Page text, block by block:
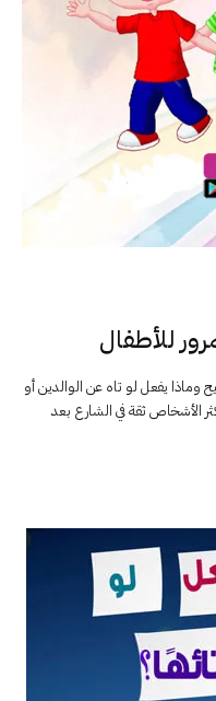
يفعل لو تاه عن الوالدين أو
الأشخاص ثقة في الشارع بعد